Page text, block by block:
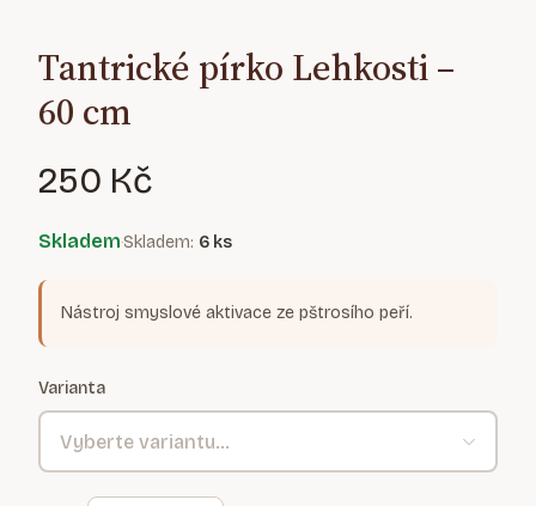
Tantrické pírko Lehkosti –
60 cm
250 Kč
Skladem·Skladem: 6 ks
Nástroj smyslové aktivace ze pštrosího peří.
Varianta
Vyberte variantu...